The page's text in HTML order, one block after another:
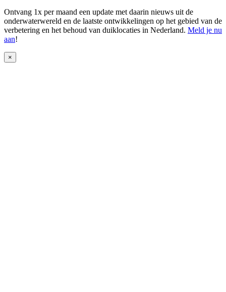
Ontvang 1x per maand een update met daarin nieuws uit de
onderwaterwereld en de laatste ontwikkelingen op het gebied van de
verbetering en het behoud van duiklocaties in Nederland. Meld je nu
aan!
×